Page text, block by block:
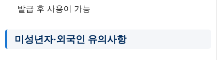
발급 후 사용이 가능
미성년자·외국인 유의사항